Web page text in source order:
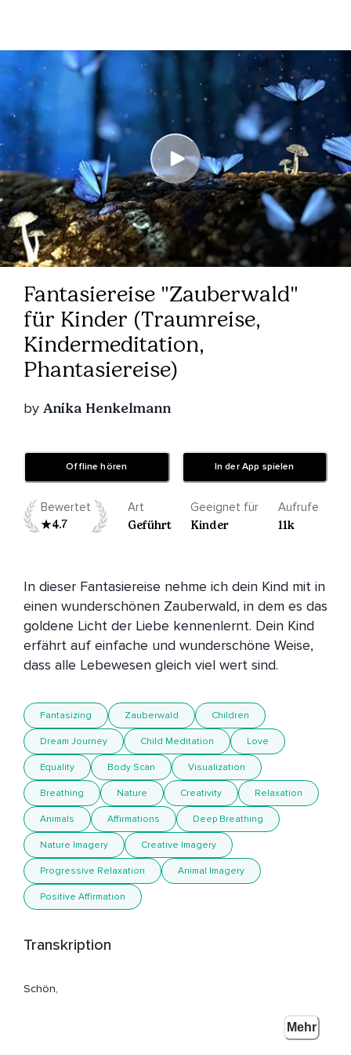
Fantasiereise "Zauberwald"
für Kinder (Traumreise,
Kindermeditation,
Phantasiereise)
by Anika Henkelmann
Offline hören In der App spielen
Bewertet
4.7
Art
Geführt
Geeignet für
Kinder
Aufrufe
11k
In dieser Fantasiereise nehme ich dein Kind mit in
einen wunderschönen Zauberwald, in dem es das
goldene Licht der Liebe kennenlernt. Dein Kind
erfährt auf einfache und wunderschöne Weise,
dass alle Lebewesen gleich viel wert sind.
Fantasizing Zauberwald Children
Dream Journey Child Meditation Love
Equality Body Scan Visualization
Breathing Nature Creativity Relaxation
Animals Affirmations Deep Breathing
Nature Imagery Creative Imagery
Progressive Relaxation Animal Imagery
Positive Affirmation
Transkription
Schön,
Mach es dir in einer Kuscheldecke so richtig gemütlich und
Mehr